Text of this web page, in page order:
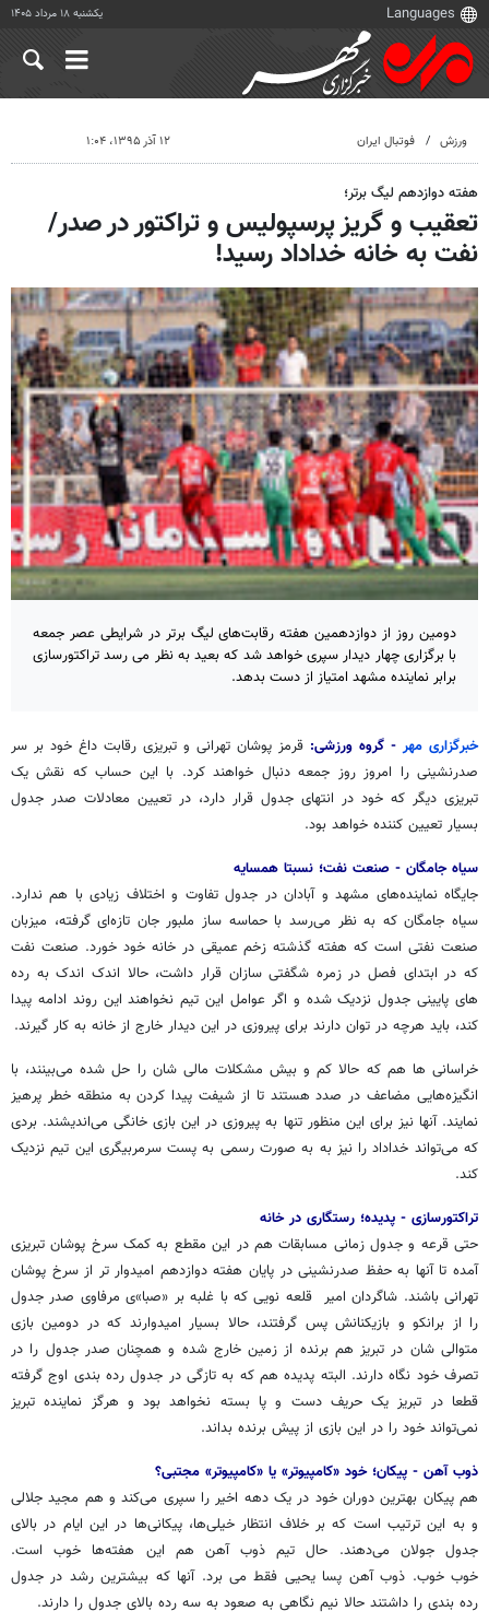
یکشنبه ۱۸ مرداد ۱۴۰۵
ورزش فوتبال ایران ۱۲ آذر ۱۳۹۵، ۱:۰۴
هفته دوازدهم لیگ برتر؛
تعقیب و گریز پرسپولیس و تراکتور در صدر/
نفت به خانه خداداد رسید!
دومین روز از دوازدهمین هفته رقابت‌های لیگ برتر در شرایطی عصر جمعه
با برگزاری چهار دیدار سپری خواهد شد که بعید به نظر می رسد تراکتورسازی
برابر نماینده مشهد امتیاز از دست بدهد.
خبرگزاری مهر - گروه ورزشی: قرمز پوشان تهرانی و تبریزی رقابت داغ خود بر سر
صدرنشینی را امروز روز جمعه دنبال خواهند کرد. با این حساب که نقش یک
تبریزی دیگر که خود در انتهای جدول قرار دارد، در تعیین معادلات صدر جدول
بسیار تعیین کننده خواهد بود.
سیاه جامگان - صنعت نفت؛ نسبتا همسایه
جایگاه نماینده‌های مشهد و آبادان در جدول تفاوت و اختلاف زیادی با هم ندارد.
سیاه جامگان که به نظر می‌رسد با حماسه ساز ملبور جان تازه‌ای گرفته، میزبان
صنعت نفتی است که هفته گذشته زخم عمیقی در خانه خود خورد. صنعت نفت
که در ابتدای فصل در زمره شگفتی سازان قرار داشت، حالا اندک اندک به رده
های پایینی جدول نزدیک شده و اگر عوامل این تیم نخواهند این روند ادامه پیدا
کند، باید هرچه در توان دارند برای پیروزی در این دیدار خارج از خانه به کار گیرند.
خراسانی ها هم که حالا کم و بیش مشکلات مالی شان را حل شده می‌بینند، با
انگیزه‌هایی مضاعف در صدد هستند تا از شیفت پیدا کردن به منطقه خطر پرهیز
نمایند. آنها نیز برای این منظور تنها به پیروزی در این بازی خانگی می‌اندیشند. بردی
که می‌تواند خداداد را نیز به به صورت رسمی به پست سرمربیگری این تیم نزدیک
کند.
تراکتورسازی - پدیده؛ رستگاری در خانه
حتی قرعه و جدول زمانی مسابقات هم در این مقطع به کمک سرخ پوشان تبریزی
آمده تا آنها به حفظ صدرنشینی در پایان هفته دوازدهم امیدوار تر از سرخ پوشان
تهرانی باشند. شاگردان امیر قلعه نویی که با غلبه بر «صبا»ی مرفاوی صدر جدول
را از برانکو و بازیکنانش پس گرفتند، حالا بسیار امیدوارند که در دومین بازی
متوالی شان در تبریز هم برنده از زمین خارج شده و همچنان صدر جدول را در
تصرف خود نگاه دارند. البته پدیده هم که به تازگی در جدول رده بندی اوج گرفته
قطعا در تبریز یک حریف دست و پا بسته نخواهد بود و هرگز نماینده تبریز
نمی‌تواند خود را در این بازی از پیش برنده بداند.
ذوب آهن - پیکان؛ خود «کامپیوتر» یا «کامپیوتر» مجتبی؟
هم پیکان بهترین دوران خود در یک دهه اخیر را سپری می‌کند و هم مجید جلالی
و به این ترتیب است که بر خلاف انتظار خیلی‌ها، پیکانی‌ها در این ایام در بالای
جدول جولان می‌دهند. حال تیم ذوب آهن هم این هفته‌ها خوب است.
خوب خوب. ذوب آهن پسا یحیی فقط می برد. آنها که بیشترین رشد در جدول
رده بندی را داشتند حالا نیم نگاهی به صعود به سه رده بالای جدول را دارند.